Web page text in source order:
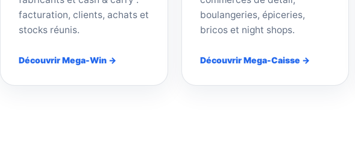
facturation, clients, achats et
stocks réunis.
Découvrir Mega-Win →
boulangeries, épiceries,
bricos et night shops.
Découvrir Mega-Caisse →